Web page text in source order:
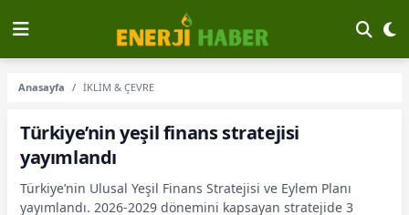
Anasayfa İKLİM & ÇEVRE
Türkiye’nin yeşil finans stratejisi
yayımlandı
Türkiye’nin Ulusal Yeşil Finans Stratejisi ve Eylem Planı
yayımlandı. 2026-2029 dönemini kapsayan stratejide 3